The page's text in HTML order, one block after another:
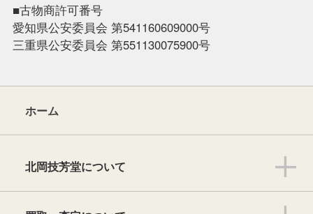
■古物商許可番号
愛知県公安委員会 第541160609000号
三重県公安委員会 第551130075900号
ホーム
北岡技芳堂について